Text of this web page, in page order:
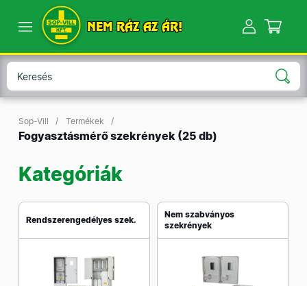
NEM RÁZ AZ ÁR!
Sop-Vill Termékek
Fogyasztásmérő szekrények (25 db)
Kategóriák
Rendszerengedélyes szek.
Nem szabványos
szekrények